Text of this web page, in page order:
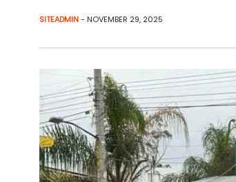
SITEADMIN- NOVEMBER 29, 2025